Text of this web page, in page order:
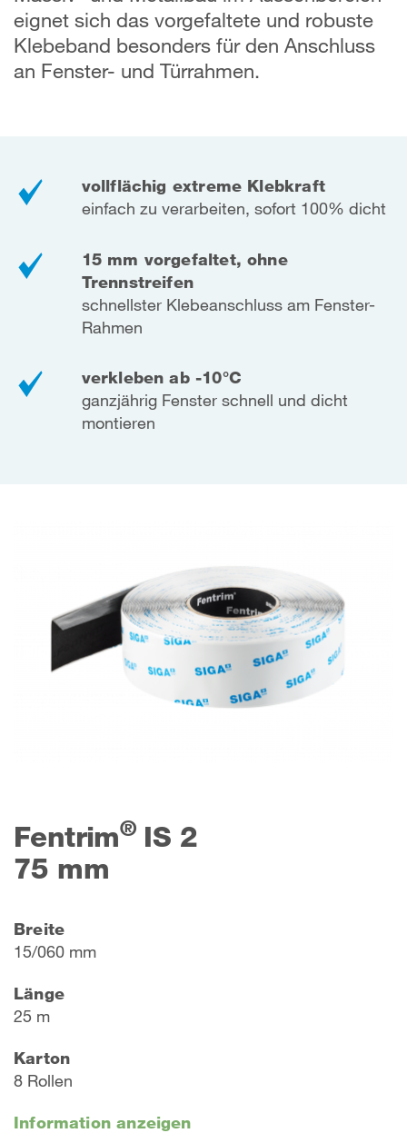
eignet sich das vorgefaltete und robuste
Klebeband besonders für den Anschluss
an Fenster- und Türrahmen.
vollflächig extreme Klebkraft
einfach zu verarbeiten, sofort 100% dicht
15 mm vorgefaltet, ohne
Trennstreifen
schnellster Klebeanschluss am Fenster-
Rahmen
verkleben ab -10°C
ganzjährig Fenster schnell und dicht
montieren
Fentrim®IS 2
75 mm
Breite
15/060 mm
Länge
25 m
Karton
8 Rollen
Information anzeigen